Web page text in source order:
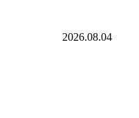
2026.08.04